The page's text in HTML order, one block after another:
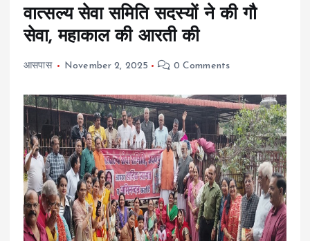
वात्सल्य सेवा समिति सदस्यों ने की गौ
सेवा, महाकाल की आरती की
आसपास November 2, 2025 0 Comments